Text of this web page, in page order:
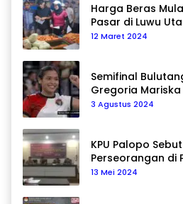
Harga Beras
Pasar di Luwu
12 Maret 2024
Semifinal
Gregoria
Pemain Asal
3 Agustus 2024
KPU Palopo
Perseorangan di
13 Mei 2024